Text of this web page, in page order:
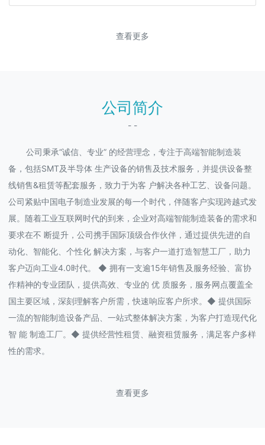
查看更多
公司简介
- -
公司秉承“诚信、专业” 的经营理念，专注于高端智能制造装
备，包括SMT及半导体 生产设备的销售及技术服务，并提供设备整
线销售&租赁等配套服务，致力于为客 户解决各种工艺、设备问题。
公司紧贴中国电子制造业发展的每一个时代，伴随客户实现跨越式发
展。随着工业互联网时代的到来，企业对高端智能制造装备的需求和
要求在不 断提升，公司携手国际顶级合作伙伴，通过提供先进的自
动化、智能化、个性化 解决方案，与客户一道打造智慧工厂，助力
客户迈向工业4.0时代。 ◆ 拥有一支逾15年销售及服务经验、富协
作精神的专业团队，提供高效、专业的 优 质服务，服务网点覆盖全
国主要区域，深刻理解客户所需，快速响应客户所求。◆ 提供国际
一流的智能制造设备产品、一站式整体解决方案，为客户打造现代化
智 能 制造工厂。◆ 提供经营性租赁、融资租赁服务，满足客户多样
性的需求。
查看更多